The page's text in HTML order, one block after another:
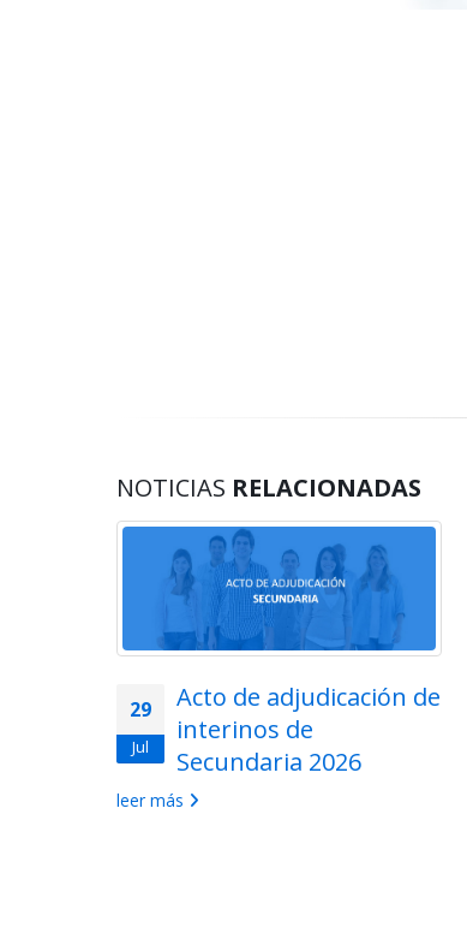
NOTICIAS RELACIONADAS
29
Jul
Acto de adjudicación de
interinos de
Secundaria 2026
leer más